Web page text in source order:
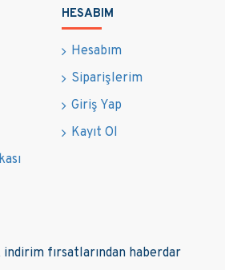
HESABIM
Hesabım
Siparişlerim
Giriş Yap
Kayıt Ol
fırsatlarından haberdar